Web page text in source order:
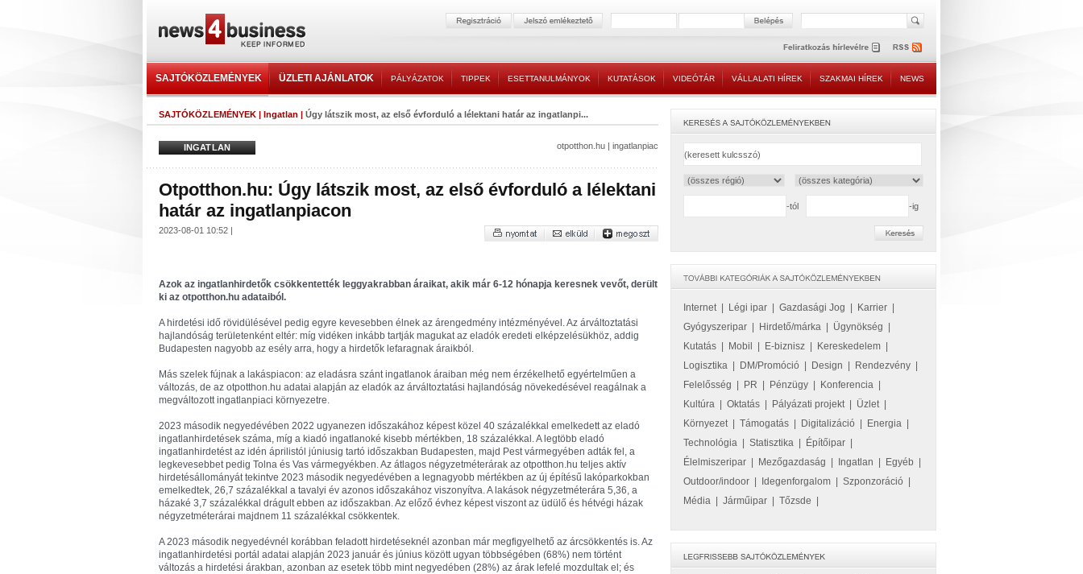
SAJTÓKÖZLEMÉNYEK ÜZLETI AJÁNLATOK PÁLYÁZATOK TIPPEK ESETTANULMÁNYOK KUTATÁSOK VIDEÓTÁR VÁLLALATI HÍREK SZAKMAI HÍREK NEWS
SAJTÓKÖZLEMÉNYEK | Ingatlan | Úgy látszik most, az első évforduló a lélektani határ az ingatlanpi...
INGATLAN otpotthon.hu | ingatlanpiac
Otpotthon.hu: Úgy látszik most, az első évforduló a lélektani
határ az ingatlanpiacon
2023-08-01 10:52 |
Azok az ingatlanhirdetők csökkentették leggyakrabban áraikat, akik már 6-12 hónapja keresnek vevőt, derült
ki az otpotthon.hu adataiból.
A hirdetési idő rövidülésével pedig egyre kevesebben élnek az árengedmény intézményével. Az árváltoztatási
hajlandóság területenként eltér: míg vidéken inkább tartják magukat az eladók eredeti elképzelésükhöz, addig
Budapesten nagyobb az esély arra, hogy a hirdetők lefaragnak áraikból.
Más szelek fújnak a lakáspiacon: az eladásra szánt ingatlanok áraiban még nem érzékelhető egyértelműen a
változás, de az otpotthon.hu adatai alapján az eladók az árváltoztatási hajlandóság növekedésével reagálnak a
megváltozott ingatlanpiaci környezetre.
2023 második negyedévében 2022 ugyanezen időszakához képest közel 40 százalékkal emelkedett az eladó
ingatlanhirdetések száma, míg a kiadó ingatlanoké kisebb mértékben, 18 százalékkal. A legtöbb eladó
ingatlanhirdetést az idén áprilistól júniusig tartó időszakban Budapesten, majd Pest vármegyében adták fel, a
legkevesebbet pedig Tolna és Vas vármegyékben. Az átlagos négyzetméterárak az otpotthon.hu teljes aktív
hirdetésállományát tekintve 2023 második negyedévében a legnagyobb mértékben az új építésű lakóparkokban
emelkedtek, 26,7 százalékkal a tavalyi év azonos időszakához viszonyítva. A lakások négyzetméterára 5,36, a
házaké 3,7 százalékkal drágult ebben az időszakban. Az előző évhez képest viszont az üdülő és hétvégi házak
négyzetméterárai majdnem 11 százalékkal csökkentek.
A 2023 második negyedévnél korábban feladott hirdetéseknél azonban már megfigyelhető az árcsökkentés is. Az
ingatlanhirdetési portál adatai alapján 2023 január és június között ugyan többségében (68%) nem történt
változás a hirdetési árakban, azonban az esetek több mint negyedében (28%) az árak lefelé mozdultak el; és
-tól -ig
Internet| Légi ipar Gazdasági Jog Karrier
Gyógyszeripar
Hirdető/márka Ügynökség
Kutatás
Mobil E-biznisz Kereskedelem
Logisztika
DM/Promóció Design Rendezvény
Felelősség
PR Pénzügy Konferencia
Kultúra
Oktatás Pályázati projekt| Üzlet|
Környezet| Támogatás Digitalizáció Energia
Technológia
Statisztika Építőipar
Élelmiszeripar
Mezőgazdaság Ingatlan Egyéb
Outdoor/indoor
Idegenforgalom Szponzoráció
Média
Járműipar Tőzsde